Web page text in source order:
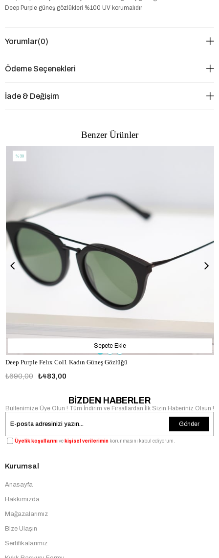
Deep Purple güneş gözlükleri %100 UV korumalıdır
Yorumlar(0)
Ödeme Seçenekleri
İade & Değişim
Benzer Ürünler
Deep Purple Felıx Col1 Kadın Güneş Gözlüğü
₺483,00
₺690,00
Sepete Ekle
%30
BİZDEN HABERLER
Bültenimize Üye Olun ! Tüm İndirim ve Fırsatlardan İlk Sizin Haberiniz Olsun !
Gönder
Üyelik koşullarınıve kişisel verilerimin korunmasını kabul ediyorum.
Kurumsal
Anasayfa
Hakkımızda
Mağazalarımız
Bize Ulaşın
Sertifikalarımız